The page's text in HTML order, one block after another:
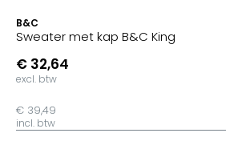
B&C
Sweater met kap B&C King
€ 32,64
excl. btw
€ 39,49
incl. btw